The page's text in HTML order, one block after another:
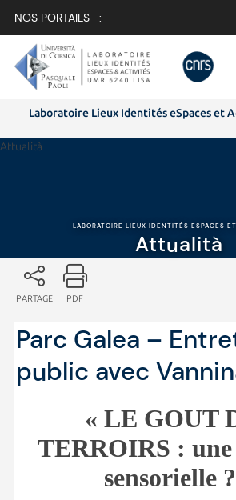
NOS PORTAILS :
Laboratoire Lieux Identités eSpaces et
Attualità
LABORATOIRE LIEUX IDENTITÉS ESPACES
Attualità
PARTAGE PDF
Parc Galea –
public avec
« LE GOUT
TERROIRS :
sensorielle